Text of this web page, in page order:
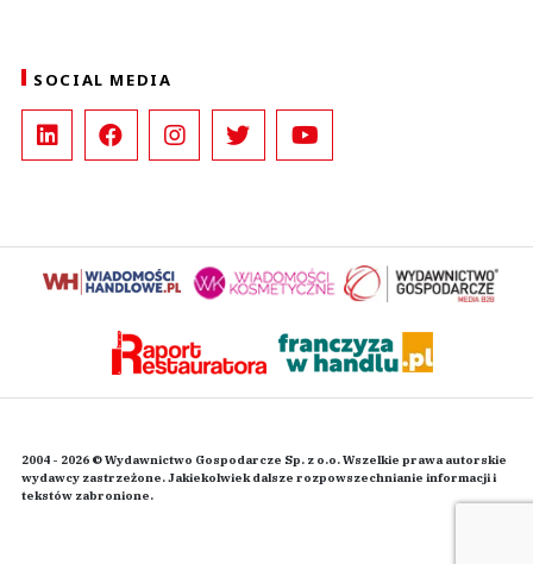
SOCIAL MEDIA
2004 - 2026 © Wydawnictwo Gospodarcze Sp. z o.o. Wszelkie prawa autorskie
wydawcy zastrzeżone. Jakiekolwiek dalsze rozpowszechnianie informacji i
tekstów zabronione.